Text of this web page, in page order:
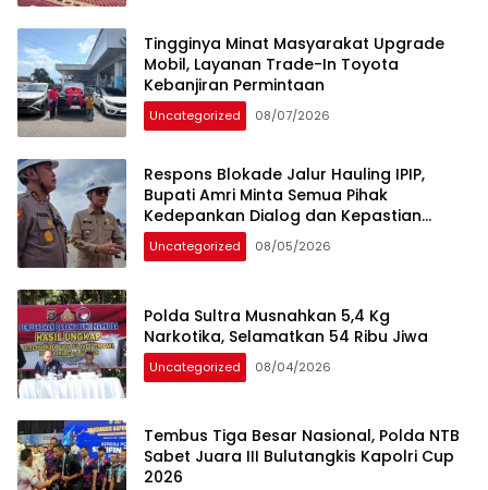
Tingginya Minat Masyarakat Upgrade
Mobil, Layanan Trade-In Toyota
Kebanjiran Permintaan
Uncategorized 08/07/2026
Respons Blokade Jalur Hauling IPIP,
Bupati Amri Minta Semua Pihak
Kedepankan Dialog dan Kepastian
Hukum
Uncategorized 08/05/2026
Polda Sultra Musnahkan 5,4 Kg
Narkotika, Selamatkan 54 Ribu Jiwa
Uncategorized 08/04/2026
Tembus Tiga Besar Nasional, Polda NTB
Sabet Juara III Bulutangkis Kapolri Cup
2026